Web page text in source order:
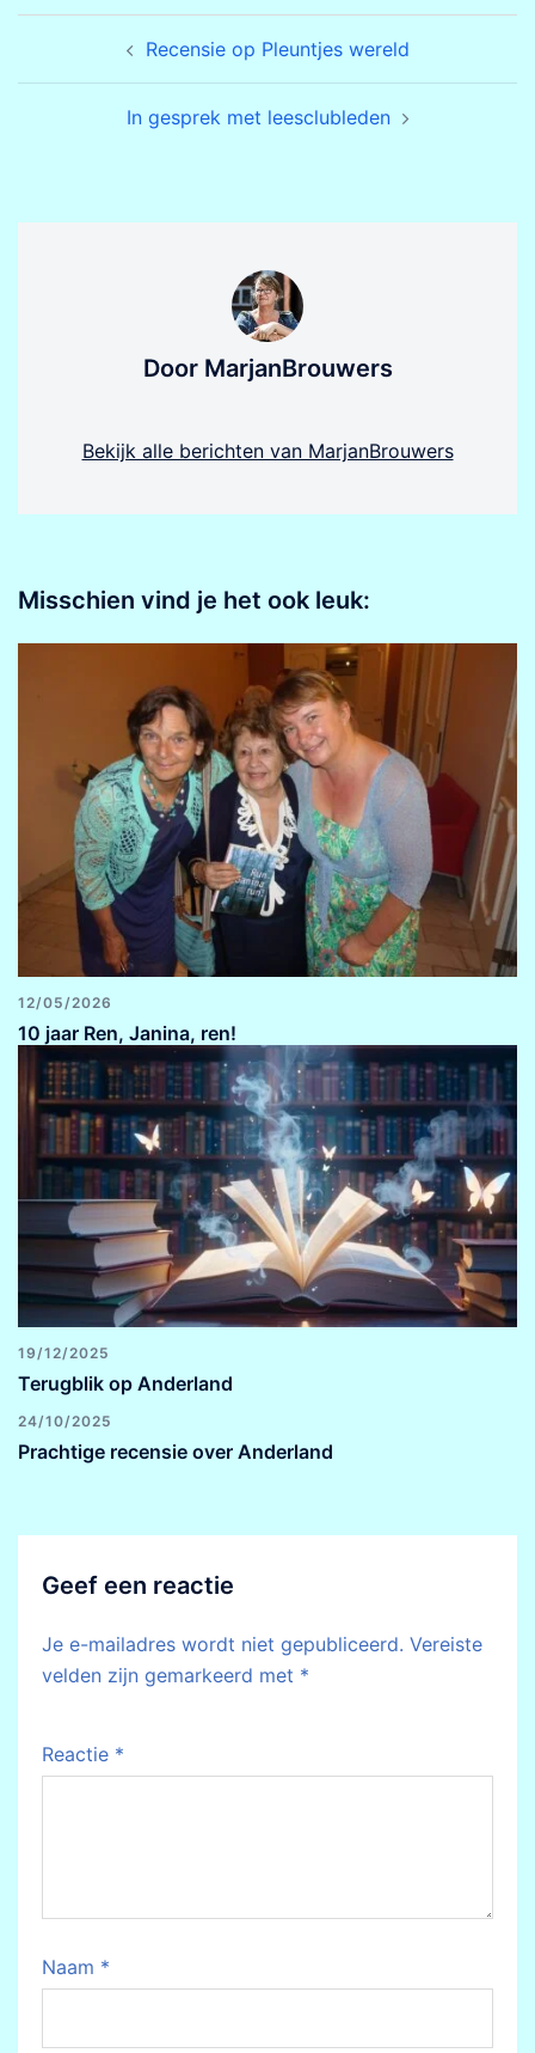
navigatie Recensie op Pleuntjes wereld
In gesprek met leesclubleden
Door MarjanBrouwers
Bekijk alle berichten van MarjanBrouwers
Misschien vind je het ook leuk:
12/05/2026
10 jaar Ren, Janina, ren!
19/12/2025
Terugblik op Anderland
24/10/2025
Prachtige recensie over Anderland
Geef een reactie
Je e-mailadres wordt niet gepubliceerd. Vereiste
velden zijn gemarkeerd met *
Reactie *
Naam *